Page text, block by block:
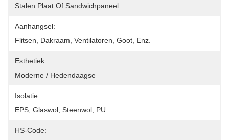
Stalen Plaat Of Sandwichpaneel
Aanhangsel:
Flitsen, Dakraam, Ventilatoren, Goot, Enz.
Esthetiek:
Moderne / Hedendaagse
Isolatie:
EPS, Glaswol, Steenwol, PU
HS-Code: